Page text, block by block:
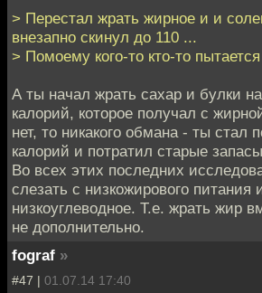
> Перестал жрать жирное и и
внезапно скинул до 110 ...
> Помоему кого-то кто-то
А ты начал жрать сахар и булки
калорий, которое получал с
нет, то никакого обмана - ты стал
калорий и потратил старые
Во всех этих последних
слезать с низкожирового питания
низкоуглеводное. Т.е. жрать жир
не дополнительно.
fograf »
#47 | 01.07.14 17:40